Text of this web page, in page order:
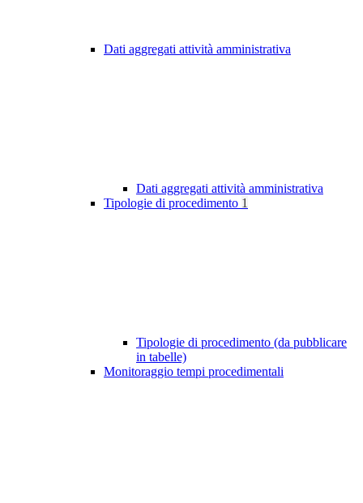
Dati aggregati attività amministrativa
Dati aggregati attività amministrativa
Tipologie di procedimento 1
Tipologie di procedimento (da pubblicare
in tabelle)
Monitoraggio tempi procedimentali